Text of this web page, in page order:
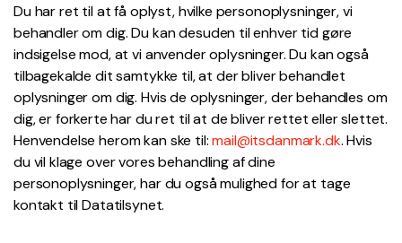
Du har ret til at få oplyst, hvilke personoplysninger, vi
behandler om dig. Du kan desuden til enhver tid gøre
indsigelse mod, at vi anvender oplysninger. Du kan også
tilbagekalde dit samtykke til, at der bliver behandlet
oplysninger om dig. Hvis de oplysninger, der behandles om
dig, er forkerte har du ret til at de bliver rettet eller slettet.
Henvendelse herom kan ske til: mail@itsdanmark.dk. Hvis
du vil klage over vores behandling af dine
personoplysninger, har du også mulighed for at tage
kontakt til Datatilsynet.